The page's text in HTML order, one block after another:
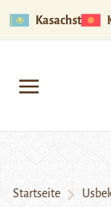
Kasachstan
Startseite